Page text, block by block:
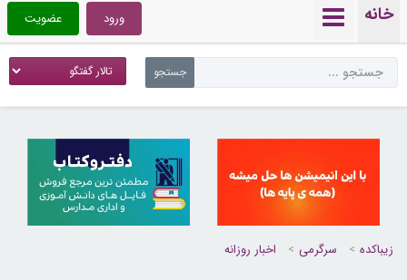
خانه عضویت ورود
زیباکده سرگرمی اخبار روزانه